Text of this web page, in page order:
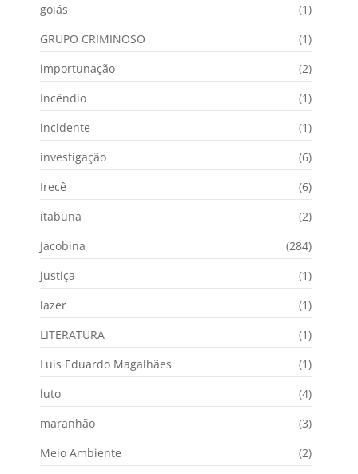
goiás
(1)
GRUPO CRIMINOSO
(1)
importunação
(2)
Incêndio
(1)
incidente
(1)
investigação
(6)
Irecê
(6)
itabuna
(2)
Jacobina
(284)
justiça
(1)
lazer
(1)
LITERATURA
(1)
Luís Eduardo Magalhães
(1)
luto
(4)
maranhão
(3)
Meio Ambiente
(2)